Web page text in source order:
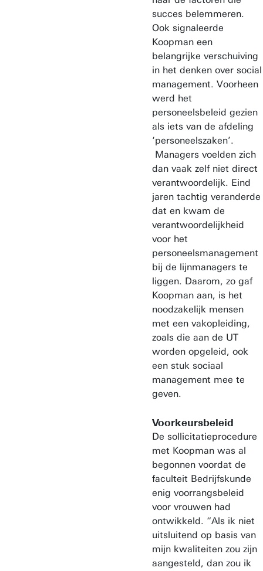
succes belemmeren.
Ook signaleerde
Koopman een
belangrijke verschuiving
in het denken over social
management. Voorheen
werd het
personeelsbeleid gezien
als iets van de afdeling
‘personeelszaken’.
Managers voelden zich
dan vaak zelf niet direct
verantwoordelijk. Eind
jaren tachtig veranderde
dat en kwam de
verantwoordelijkheid
voor het
personeelsmanagement
bij de lijnmanagers te
liggen. Daarom, zo gaf
Koopman aan, is het
noodzakelijk mensen
met een vakopleiding,
zoals die aan de UT
worden opgeleid, ook
een stuk sociaal
management mee te
geven.
Voorkeursbeleid
De sollicitatieprocedure
met Koopman was al
begonnen voordat de
faculteit Bedrijfskunde
enig voorrangsbeleid
voor vrouwen had
ontwikkeld. “Als ik niet
uitsluitend op basis van
mijn kwaliteiten zou zijn
aangesteld, dan zou ik